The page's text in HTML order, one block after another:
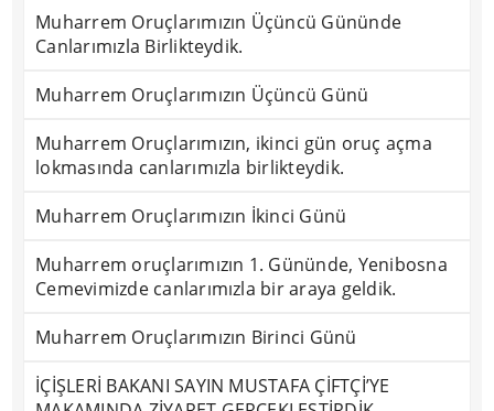
Muharrem Oruçlarımızın Üçüncü Gününde
Canlarımızla Birlikteydik.
Muharrem Oruçlarımızın Üçüncü Günü
Muharrem Oruçlarımızın, ikinci gün oruç açma
lokmasında canlarımızla birlikteydik.
Muharrem Oruçlarımızın İkinci Günü
Muharrem oruçlarımızın 1. Gününde, Yenibosna
Cemevimizde canlarımızla bir araya geldik.
Muharrem Oruçlarımızın Birinci Günü
İÇİŞLERİ BAKANI SAYIN MUSTAFA ÇİFTÇİ’YE